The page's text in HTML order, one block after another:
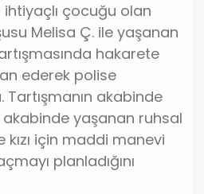
çocuğu olan
Melisa Ç. ile yaşanan
hakarete
ederek polise
akabinde
akabinde yaşanan ruhsal
kızı için maddi manevi
planladığını